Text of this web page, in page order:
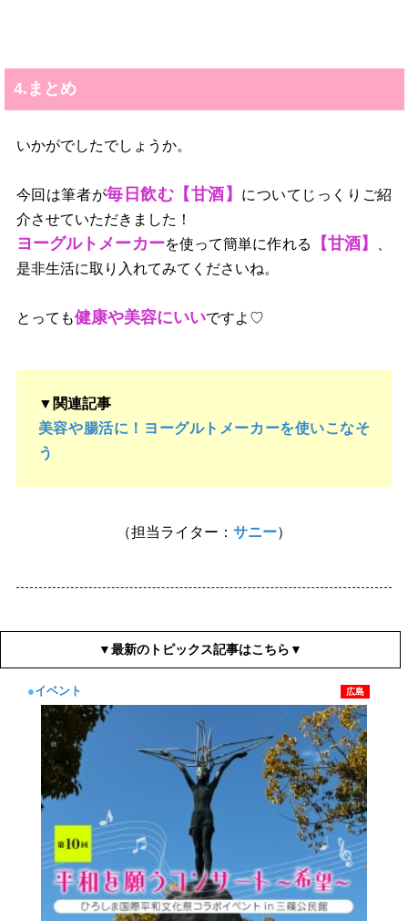
4.まとめ
いかがでしたでしょうか。
今回は筆者が毎日飲む【甘酒】
についてじっくりご紹
介させていただきました！
ヨーグルトメーカーを使って簡単に作れる 【甘酒】
是非生活に取り入れてみてくださいね。
とっても健康や美容にいいですよ♡
▼関連記事
美容や腸活に！ヨーグルトメーカーを使いこなそ
う
（担当ライター： サニー）
▼最新のトピックス記事はこちら▼
●イベント 広島